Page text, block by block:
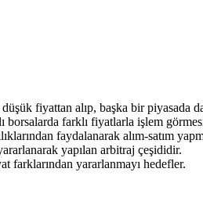
fiyattan alıp, başka bir piyasada
borsalarda farklı fiyatlarla işlem
faydalanarak alım-satım
yapılan arbitraj çeşididir.
farklarından yararlanmayı hedefler.